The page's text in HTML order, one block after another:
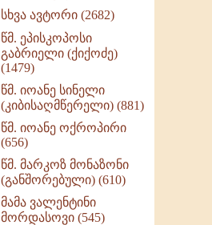
სულიერი ცხოვრების
სახელმძღვანელო -
ნაწილი II (369)
ღმერთი და ადამიანები
(287)
ბერის დიადემა (278)
მონაზვნური
გამოცდილების
ოთხი ასეული თავი
სიყვარულის შესახებ
(259)
სხვა ავტორი (2682)
წმ. ეპისკოპოსი
გაბრიელი (ქიქოძე)
(1479)
წმ. იოანე სინელი
(კიბისაღმწერელი) (881)
წმ. იოანე ოქროპირი
(656)
წმ. მარკოზ მონაზონი
(განშორებული) (610)
მამა ვალენტინი
მორდასოვი (545)